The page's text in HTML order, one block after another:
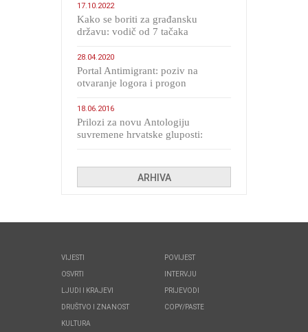
17.10.2022
Kako se boriti za građansku
državu: vodič od 7 tačaka
28.04.2020
Portal Antimigrant: poziv na
otvaranje logora i progon
18.06.2016
Prilozi za novu Antologiju
suvremene hrvatske gluposti:
ARHIVA
VIJESTI
OSVRTI
LJUDI I KRAJEVI
DRUŠTVO I ZNANOST
KULTURA
POVIJEST
INTERVJU
PRIJEVODI
COPY/PASTE